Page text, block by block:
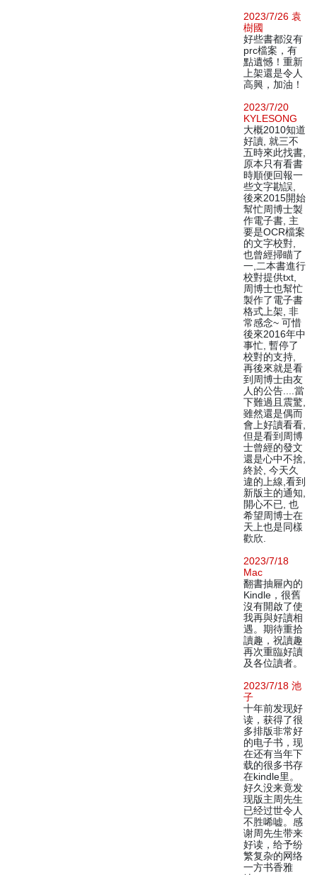
2023/7/26 袁
樹國
好些書都沒有
prc檔案，有
點遺憾！重新
上架還是令人
高興，加油！
2023/7/20
KYLESONG
大概2010知道
好讀, 就三不
五時來此找書,
原本只有看書
時順便回報一
些文字勘誤,
後來2015開始
幫忙周博士製
作電子書, 主
要是OCR檔案
的文字校對,
也曾經掃瞄了
一,二本書進行
校對提供txt,
周博士也幫忙
製作了電子書
格式上架, 非
常感念~ 可惜
後來2016年中
事忙, 暫停了
校對的支持,
再後來就是看
到周博士由友
人的公告....當
下難過且震驚,
雖然還是偶而
會上好讀看看,
但是看到周博
士曾經的發文
還是心中不捨,
終於, 今天久
違的上線,看到
新版主的通知,
開心不已, 也
希望周博士在
天上也是同樣
歡欣.
2023/7/18
Mac
翻書抽屜內的
Kindle，很舊
沒有開啟了使
我再與好讀相
遇。期待重拾
讀趣，祝讀趣
再次重臨好讀
及各位讀者。
2023/7/18 池
子
十年前发现好
读，获得了很
多排版非常好
的电子书，现
在还有当年下
载的很多书存
在kindle里。
好久没来竟发
现版主周先生
已经过世令人
不胜唏嘘。感
谢周先生带来
好读，给予纷
繁复杂的网络
一方书香雅